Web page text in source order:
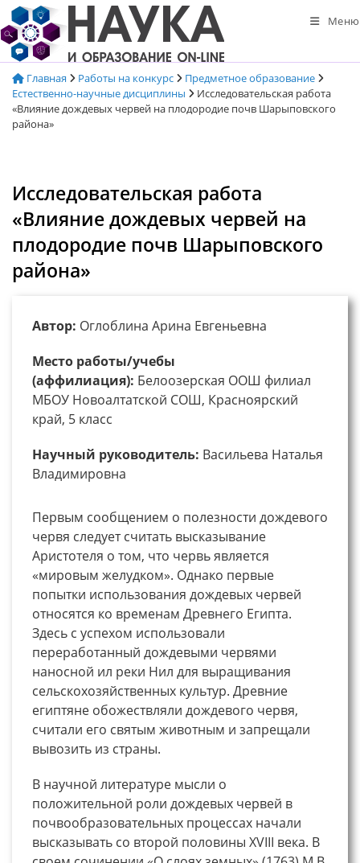
Перейти
к
содержимому
Меню
Главная Работы на конкурс
Предметное образование
Естественно-научные дисциплины
Исследовательская работа
«Влияние дождевых червей на плодородие почв Шарыповского
района»
Исследовательская работа
«Влияние дождевых червей на
плодородие почв Шарыповского
района»
Автор: Оглоблина Арина Евгеньевна
Место работы/учебы
(аффилиация): Белоозерская ООШ филиал
МБОУ Новоалтатской СОШ, Красноярский
край, 5 класс
Научный руководитель: Васильева Наталья
Владимировна
Первым сообщением о полезности дождевого
червя следует считать высказывание
Аристотеля о том, что червь является
«мировым желудком». Однако первые
попытки использования дождевых червей
относятся ко временам Древнего Египта.
Здесь с успехом использовали
переработанный дождевыми червями
наносной ил реки Нил для выращивания
сельскохозяйственных культур. Древние
египтяне обожествляли дождевого червя,
считали его святым животным и запрещали
вывозить из страны.
В научной литературе мысли о
положительной роли дождевых червей в
почвообразовательных процессах начали
высказывать со второй половины XVIII века. В